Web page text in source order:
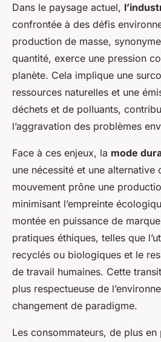
Dans le paysage actuel,
confrontée à des défis
production de masse,
quantité, exerce une pression
planète. Cela implique une
ressources naturelles et une
déchets et de polluants,
l’aggravation des problèmes
Face à ces enjeux, la mode
une nécessité et une alternative
mouvement prône une
minimisant l’empreinte
montée en puissance de
pratiques éthiques, telles que
recyclés ou biologiques et le
de travail humaines. Cette
plus respectueuse de
changement de paradigme.
Les consommateurs, de plus